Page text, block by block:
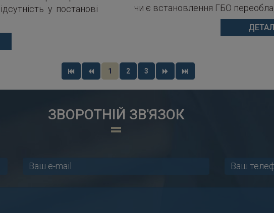
у постанові
чи є встановлення ГБО
1 2 3
ЗВОРОТНІЙ ЗВ'ЯЗОК